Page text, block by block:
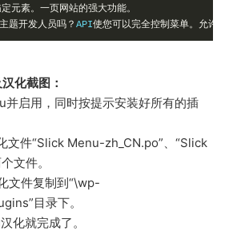
元素。一页网站的强大功能。
题开发人员吗？ API使您可以完全控制菜单。允许
化截图：
启用，同时按提示安装好所有的插
文件“Slick Menu-zh_CN.po”、“Slick
文件。
文件复制到“\wp-
目录下。
化就完成了。